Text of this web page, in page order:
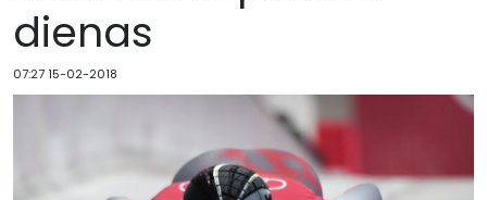
dienas
07:27 15-02-2018